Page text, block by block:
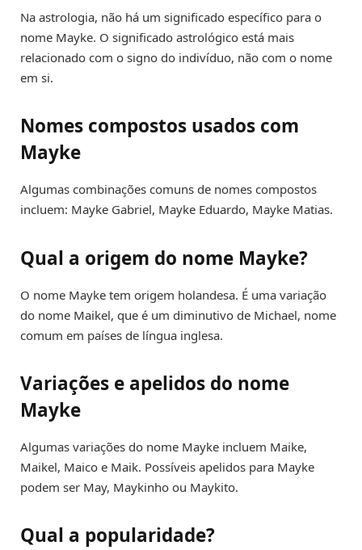
Na astrologia, não há um significado específico para o
nome Mayke. O significado astrológico está mais
relacionado com o signo do indivíduo, não com o nome
em si.
Nomes compostos usados com
Mayke
Algumas combinações comuns de nomes compostos
incluem: Mayke Gabriel, Mayke Eduardo, Mayke Matias.
Qual a origem do nome Mayke?
O nome Mayke tem origem holandesa. É uma variação
do nome Maikel, que é um diminutivo de Michael, nome
comum em países de língua inglesa.
Variações e apelidos do nome
Mayke
Algumas variações do nome Mayke incluem Maike,
Maikel, Maico e Maik. Possíveis apelidos para Mayke
podem ser May, Maykinho ou Maykito.
Qual a popularidade?